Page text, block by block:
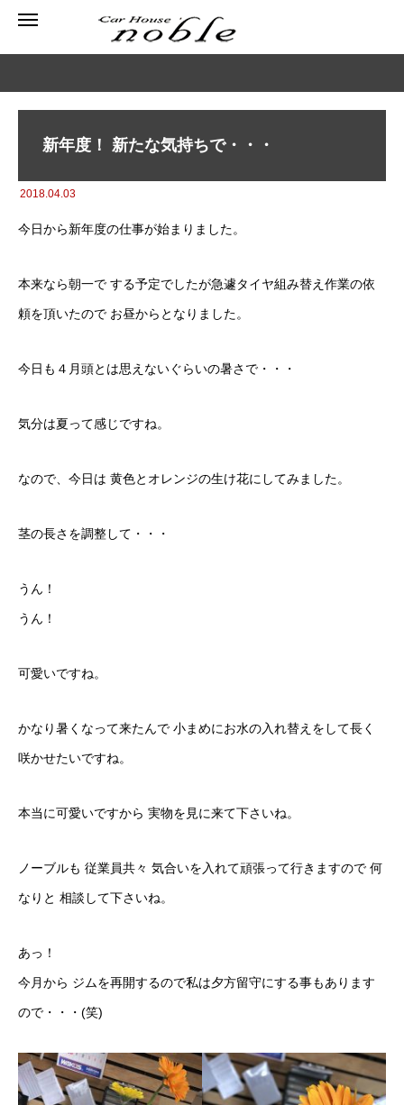
新年度！ 新たな気持ちで・・・
2018.04.03
今日から新年度の仕事が始まりました。
本来なら朝一で する予定でしたが急遽タイヤ組み替え作業の依
頼を頂いたので お昼からとなりました。
今日も４月頭とは思えないぐらいの暑さで・・・
気分は夏って感じですね。
なので、今日は 黄色とオレンジの生け花にしてみました。
茎の長さを調整して・・・
うん！
うん！
可愛いですね。
かなり暑くなって来たんで 小まめにお水の入れ替えをして長く
咲かせたいですね。
本当に可愛いですから 実物を見に来て下さいね。
ノーブルも 従業員共々 気合いを入れて頑張って行きますので 何
なりと 相談して下さいね。
あっ！
今月から ジムを再開するので私は夕方留守にする事もあります
ので・・・(笑)